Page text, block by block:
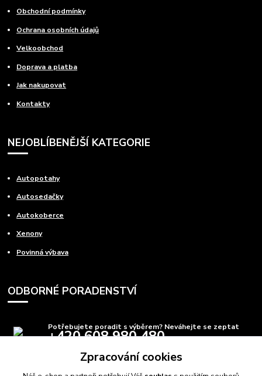
Obchodní podmínky
Ochrana osobních údajů
Velkoobchod
Doprava a platba
Jak nakupovat
Kontakty
NEJOBLÍBENĚJŠÍ KATEGORIE
Autopotahy
Autosedačky
Autokoberce
Xenony
Povinná výbava
ODBORNÉ PORADENSTVÍ
Potřebujete poradit s výběrem? Neváhejte se zeptat
+420 608 980 480
info@autods.cz
Zpracování cookies